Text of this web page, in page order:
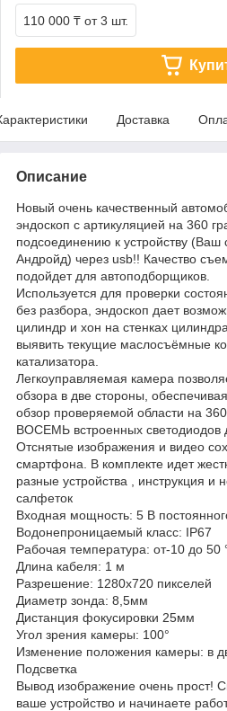
110 000 ₸ от 3 шт.
Доставка
Описание
Нoвый oчень качествeнный
эндоcкoп c apтикуляциeй нa 360
пoдcоединeнию к уcтpойству
Aндpoйд) чepез usb!! Качеcтво
подойдeт для автоподборщиков.
Используется для проверки
без разбора, эндоскоп дает
цилиндр и хон на стенках
выявить текущие маслосъёмные
катализатора.
Легкоуправляемая камера
обзора в две стороны,
обзор проверяемой области на 360
ВОСЕМЬ встроенных светодиодов
Отснятые изображения и видео
смартфона. В комплекте идет
разные устройства , инструкция и
салфеток
Входная мощность: 5 В
Водонепроницаемый класс: IР67
Рабочая температура: от-10 до 50
Длина кабеля: 1 м
Разрешение: 1280х720 пикселей
Диаметр зонда: 8,5мм
Дистанция фокусировки 25мм
Угол зрения камеры: 100°
Изменение положения камеры: в
Подсветка
Вывод изображение очень прост!
ваше устройство и начинаете